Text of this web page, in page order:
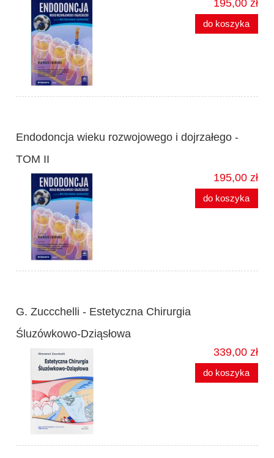
195,00 zł
do koszyka
Endodoncja wieku rozwojowego i dojrzałego -
TOM II
195,00 zł
do koszyka
G. Zuccchelli - Estetyczna Chirurgia
Śluzówkowo-Dziąsłowa
339,00 zł
do koszyka